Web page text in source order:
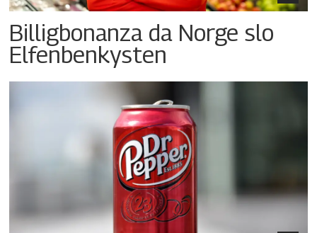
Billigbonanza da Norge slo
Elfenbenkysten